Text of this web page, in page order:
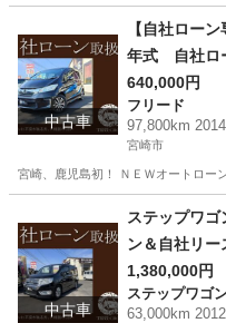
N-BOX
中古車
【自社ロー
年式 自社
不要 ８４回
可能
640,000円
フリード
97,800km
宮崎市
宮崎、鹿児島初！ ＮＥＷオートロ
フリード
中古車
ステップワ
ン＆自社リ
きされた方で
1,380,000円
ステップワゴ
63,000km